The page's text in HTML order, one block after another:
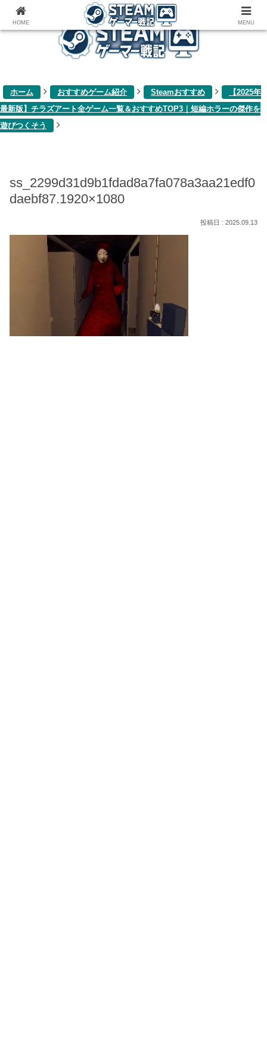
ゲーム関連雑記ブログ
ホーム おすすめゲーム紹介 Steamおすすめ
【2025年
最新版】チラズアート全ゲーム一覧＆おすすめTOP3｜短編ホラーの傑作を
遊びつくそう
ss_2299d31d9b1fdad8a7fa078a3aa21edf0
daebf87.1920×1080
2025.09.13
HOME MENU